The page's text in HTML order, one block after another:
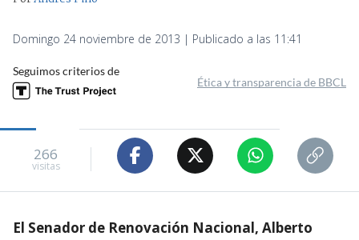
Domingo 24 noviembre de 2013 | Publicado a las 11:41
Seguimos criterios de
Ética y transparencia de BBCL
266
visitas
El Senador de Renovación Nacional, Alberto